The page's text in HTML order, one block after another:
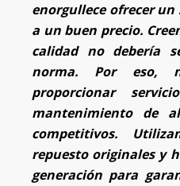
enorgullece ofrecer
a un buen precio.
calidad no debería
norma. Por eso,
proporcionar
mantenimiento de
competitivos.
repuesto originales y
generación para